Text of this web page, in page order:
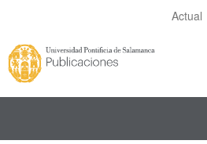
principal
Barra
lateral
Actual